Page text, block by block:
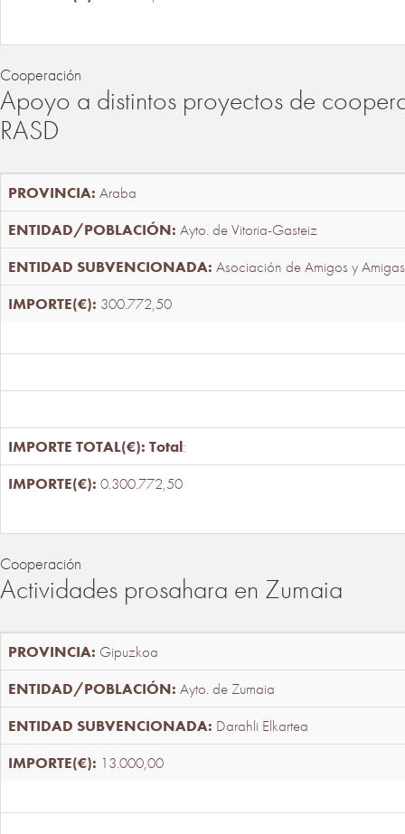
Cooperación
Apoyo a distintos proyectos de
RASD
Araba
Ayto. de Vitoria-Gasteiz
Asociación de Amigos y
300.772,50
Total:
0.300.772,50
Cooperación
Actividades prosahara en Zumaia
Gipuzkoa
Ayto. de Zumaia
Darahli Elkartea
13.000,00